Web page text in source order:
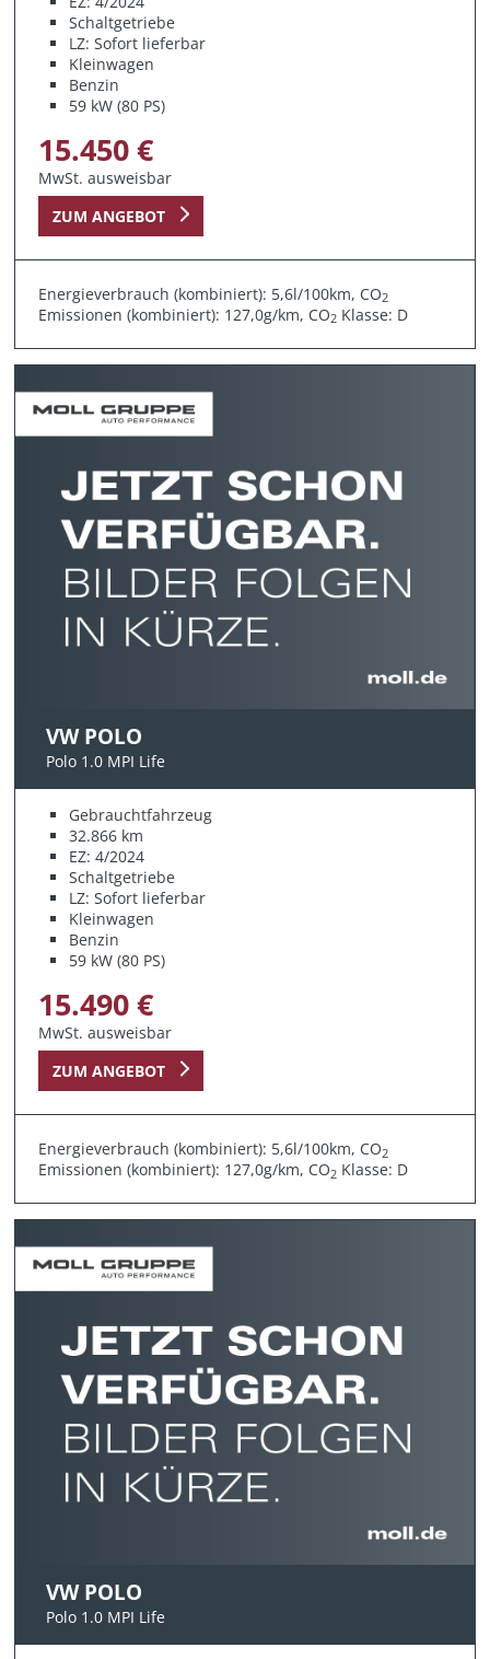
Schaltgetriebe
LZ: Sofort lieferbar
Kleinwagen
Benzin
59 kW (80 PS)
15.450 €
MwSt. ausweisbar
ZUM ANGEBOT
Energieverbrauch (kombiniert): 5,6l/100km, CO2
Emissionen (kombiniert): 127,0g/km, CO2 Klasse: D
VW POLO
Polo 1.0 MPI Life
Gebrauchtfahrzeug
32.866 km
EZ: 4/2024
Schaltgetriebe
LZ: Sofort lieferbar
Kleinwagen
Benzin
59 kW (80 PS)
15.490 €
MwSt. ausweisbar
ZUM ANGEBOT
Energieverbrauch (kombiniert): 5,6l/100km, CO2
Emissionen (kombiniert): 127,0g/km, CO2 Klasse: D
VW POLO
Polo 1.0 MPI Life